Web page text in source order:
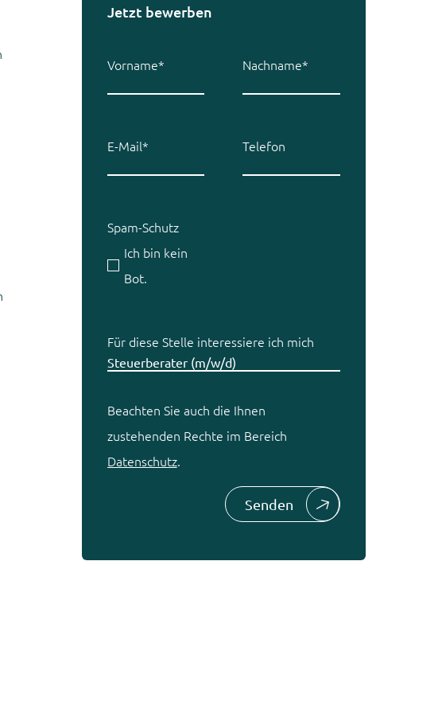
Jetzt bewerben
Pflichtfeld
Vorname* Pflichtfeld
Nachname*
Pflichtfeld
E-Mail* Telefon
Spam-Schutz
Ich bin kein
Bot.
Für diese Stelle interessiere ich mich
Beachten Sie auch die Ihnen
zustehenden Rechte im Bereich
Datenschutz.
Senden